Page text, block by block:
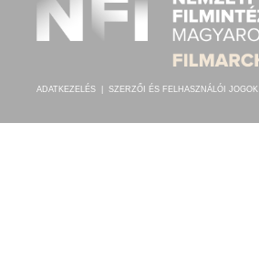
ADATKEZELÉS SZERZŐI ÉS FELHASZNÁLÓI JOGOK